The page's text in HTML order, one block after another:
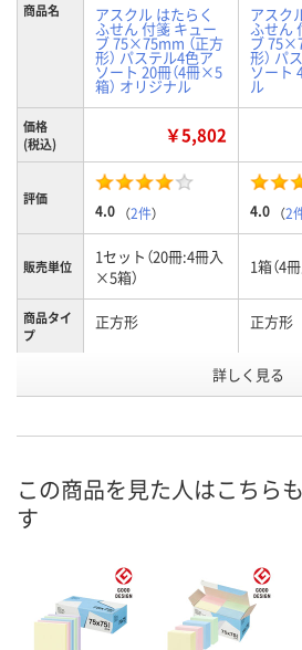
商品名 アスクル はたらく
ふせん 付箋 キュー
ブ 75×75mm （正方
形） パステル4色ア
ソート 20冊（4冊×5
箱） オリジナル
アスク
ふせん
ブ
形） パ
ソート
ル
価格
(税込)
￥5,802
評価
4.0 （2件） 4.0 （2
販売単位
1セット（20冊:4冊入
×5箱）
1箱（4冊
商品タイ
プ
正方形 正方形
EJ05708
8月8日
カゴへ
詳しく見る
この商品を見た人はこちら
す